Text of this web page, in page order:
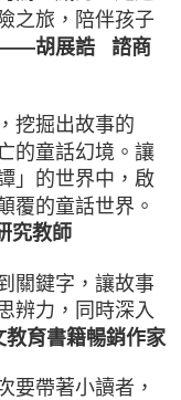
之旅，陪伴孩子
胡展誥 諮商
挖掘出故事的
的童話幻境。讓
」的世界中，啟
覆的童話世界。
究教師
關鍵字，讓故事
辨力，同時深入
育書籍暢銷作家
要帶著小讀者，